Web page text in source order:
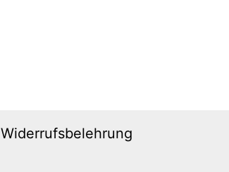
Widerrufsbelehrung